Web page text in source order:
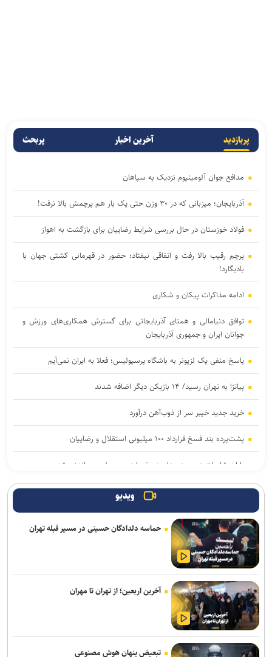
پربازدید آخرین اخبار پربحث
مدافع جوان آلومینیوم نزدیک به سپاهان
آذربایجان؛ میزبانی که در ۳۰ وزن حتی یک بار هم پرچمش بالا نرفت!
فولاد خوزستان در حال بررسی شرایط رضاییان برای بازگشت به اهواز
پرچم رقیب بالا رفت و اتفاقی نیفتاد؛ حضور در قهرمانی کشتی جهان با
بادیگارد!
ادامه مذاکرات پیکان و شکاری
توافق دنیامالی و همتای آذربایجانی برای گسترش همکاری‌های ورزش و
جوانان ایران و جمهوری آذربایجان
پاسخ منفی یک لزیونر به باشگاه پرسپولیس؛ فعلا به ایران نمی‌آیم
پیاتزا به تهران رسید/ ۱۴ بازیکن دیگر اضافه شدند
خرید جدید خیبر سر از ذوب‌آهن درآورد
پشت‌پرده بند فسخ قرارداد ۱۰۰ میلیونی استقلال و رضاییان
پایان شایعات در مورد جدایی؛ بیفوما در پرسپولیس ماندنی شد
موضع جدید نساجی درباره ایری و طاهری
سفر مربی جدید استقلال به ایران
استعلام استقلال از فیفا در مورد جذب بازیکن آزاد و پنجره تیم بانوان
واگذاری امتیاز شناورسازی قشم به سازمان منطقه آزاد/ بازگشت اصولی به
مدیریت فوتبال
رکوردهای جهانی یوسفی و نصیری حفظ شد
تور جهانی تنیس صربستان| ادامه پیروزی‌های یزدانی و جدال با نماینده
روسیه
ویدیو
حماسه دلدادگان حسینی در مسیر قبله تهران
آخرین اربعین؛ از تهران تا مهران
تبعیض پنهان هوش مصنوعی